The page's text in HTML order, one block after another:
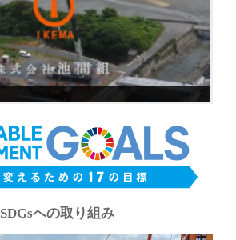
SDGsへの取り組み